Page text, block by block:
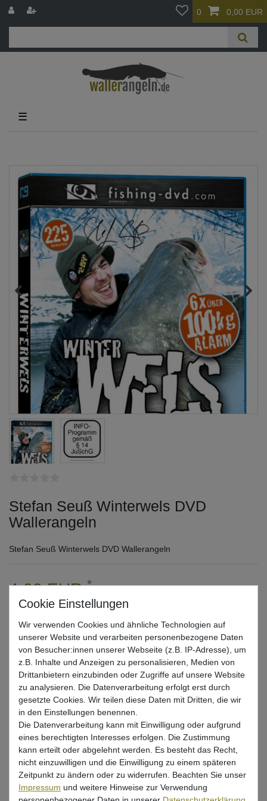
0 0,00 EUR
☰
Stefan Seuß Winterwels DVD
Wallerangeln
Stefan Seuß Winterwels DVD Wallerangeln
4,00 EUR*
* inkl. ges. MwSt. zzgl.Versandkosten
Lieferzeit 1-3 Tage (Deutschland); 3-7 Tage (Ausland)
Informationen zur Berechnung des Liefertermins hier
Mehr als 5 Stück verfügbar
In den Warenkorb
Wunschliste
Wir verwenden Cookies und ähnliche Technologien auf
unserer Website und verarbeiten personenbezogene Daten
von Besucher:innen unserer Webseite (z.B. IP-Adresse), um
z.B. Inhalte und Anzeigen zu personalisieren, Medien von
Drittanbietern einzubinden oder Zugriffe auf unsere Website
zu analysieren. Die Datenverarbeitung erfolgt erst durch
gesetzte Cookies. Wir teilen diese Daten mit Dritten, die wir
in den Einstellungen benennen.
Die Datenverarbeitung kann mit Einwilligung oder aufgrund
eines berechtigten Interesses erfolgen. Die Zustimmung
kann erteilt oder abgelehnt werden. Es besteht das Recht,
nicht einzuwilligen und die Einwilligung zu einem späteren
Zeitpunkt zu ändern oder zu widerrufen. Beachten Sie unser
Impressum und weitere Hinweise zur Verwendung